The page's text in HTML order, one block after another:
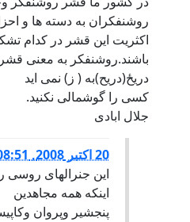
روشنفکران به دسته ها و
اکثریت این قشر در کدام
باشند.روشنفکر به معنی قشر
دريځ(دریح)به ( ز) نمی اید
کسی را گوشمالی نکنید.
جلال ابادی
20 اكتبر 2008, 08:51
این جنرالهای روسی
اینکه همه مجاهدین
پنجشیر وپروان